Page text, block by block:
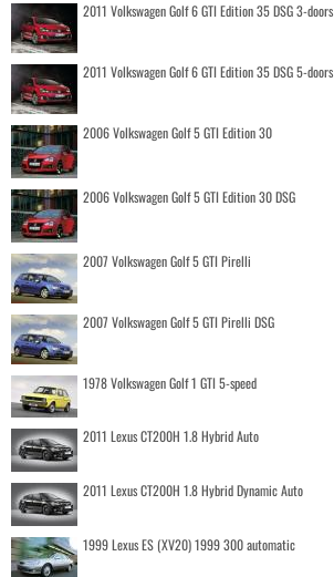
2011 Volkswagen Golf 6 GTI Edition 35 DSG 3-doors
2011 Volkswagen Golf 6 GTI Edition 35 DSG 5-doors
2006 Volkswagen Golf 5 GTI Edition 30
2006 Volkswagen Golf 5 GTI Edition 30 DSG
2007 Volkswagen Golf 5 GTI Pirelli
2007 Volkswagen Golf 5 GTI Pirelli DSG
1978 Volkswagen Golf 1 GTI 5-speed
2011 Lexus CT200H 1.8 Hybrid Auto
2011 Lexus CT200H 1.8 Hybrid Dynamic Auto
1999 Lexus ES (XV20) 1999 300 automatic